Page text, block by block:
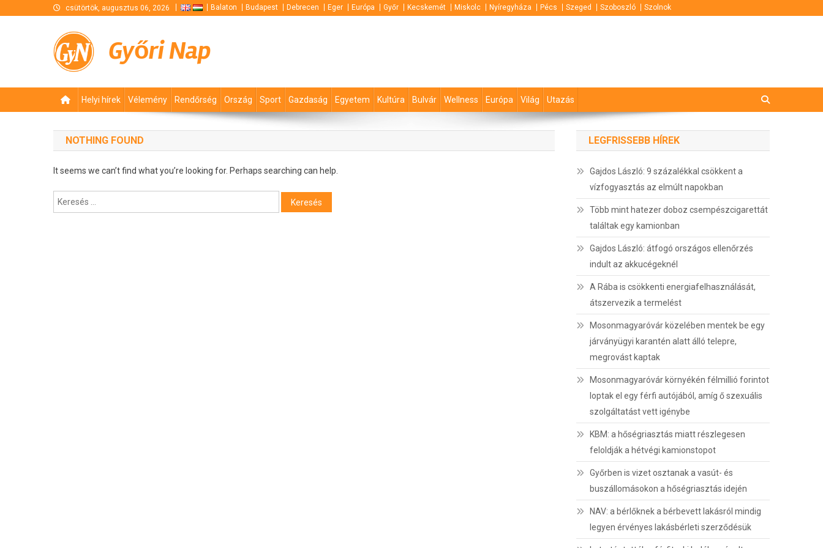
csütörtök, augusztus 06, 2026 Balaton Budapest Debrecen Eger Európa Győr Kecskemét Miskolc Nyíregyháza Pécs Szeged Szoboszló Szolnok
Győri Nap
Helyi hírek Vélemény Rendőrség Ország Sport Gazdaság Egyetem Kultúra Bulvár Wellness Európa Világ Utazás
NOTHING FOUND
It seems we can’t find what you’re looking for. Perhaps searching can help.
Keresés:
LEGFRISSEBB HÍREK
Gajdos László: 9 százalékkal csökkent a
vízfogyasztás az elmúlt napokban
Több mint hatezer doboz csempészcigarettát
találtak egy kamionban
Gajdos László: átfogó országos ellenőrzés
indult az akkucégeknél
A Rába is csökkenti energiafelhasználását,
átszervezik a termelést
Mosonmagyaróvár közelében mentek be egy
járványügyi karantén alatt álló telepre,
megrovást kaptak
Mosonmagyaróvár környékén félmillió forintot
loptak el egy férfi autójából, amíg ő szexuális
szolgáltatást vett igénybe
KBM: a hőségriasztás miatt részlegesen
feloldják a hétvégi kamionstopot
Győrben is vizet osztanak a vasút- és
buszállomásokon a hőségriasztás idején
NAV: a bérlőknek a bérbevett lakásról mindig
legyen érvényes lakásbérleti szerződésük